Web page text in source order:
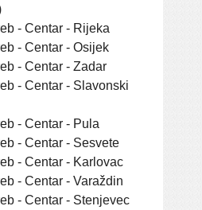
- Centar - Rijeka
- Centar - Osijek
- Centar - Zadar
- Centar - Slavonski
- Centar - Pula
- Centar - Sesvete
- Centar - Karlovac
- Centar - Varaždin
- Centar - Stenjevec